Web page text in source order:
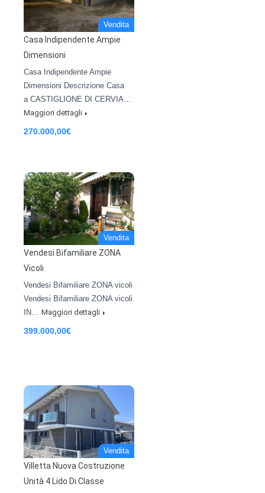
Vendita
Casa Indipendente Ampie
Dimensioni
Casa Indipendente Ampie
Dimensioni Descrizione Casa
a CASTIGLIONE DI CERVIA…
Maggiori dettagli
270.000,00€
Vendita
Vendesi Bifamiliare ZONA
Vicoli
Vendesi Bifamiliare ZONA vicoli
Vendesi Bifamiliare ZONA vicoli
IN… Maggiori dettagli
399.000,00€
Vendita
Villetta Nuova Costruzione
Unità 4 Lido Di Classe